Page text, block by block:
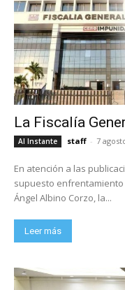
La Fiscalía
Al Instante staff - 7
En atención a las
supuesto
Ángel Albino Corzo, la...
Leer más